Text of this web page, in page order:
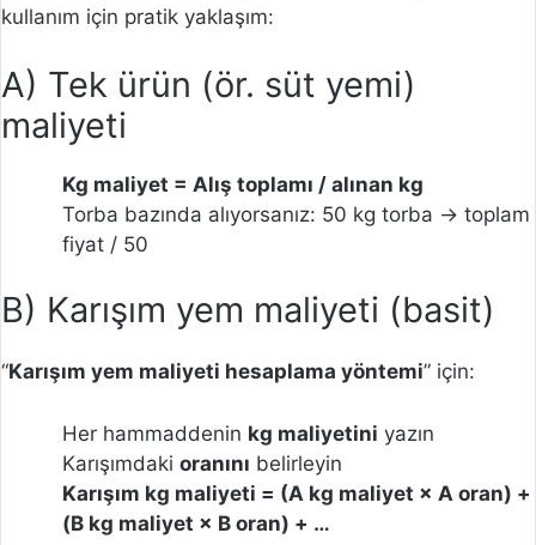
kullanım için pratik yaklaşım:
A) Tek ürün (ör. süt yemi)
maliyeti
Kg maliyet = Alış toplamı / alınan kg
Torba bazında alıyorsanız: 50 kg torba → toplam
fiyat / 50
B) Karışım yem maliyeti (basit)
“Karışım yem maliyeti hesaplama yöntemi” için:
Her hammaddenin kg maliyetini yazın
Karışımdaki oranını belirleyin
Karışım kg maliyeti = (A kg maliyet × A oran) +
(B kg maliyet × B oran) + …